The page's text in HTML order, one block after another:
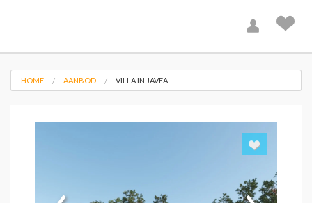
HOME AANBOD VILLA IN JAVEA